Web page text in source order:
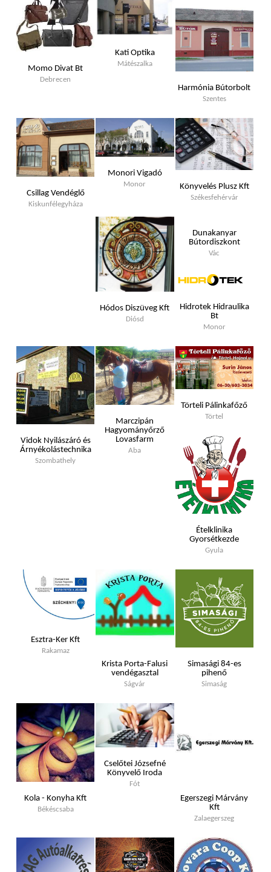
Momo Divat Bt
Debrecen
Kati Optika
Mátészalka
Harmónia Bútorbolt
Szentes
Csillag Vendéglő
Kiskunfélegyháza
Monori Vigadó
Monor Könyvelés Plusz Kft
Székesfehérvár
Hódos Diszüveg Kft
Diósd
Dunakanyar
Bútordiszkont
Vác
Hidrotek Hidraulika
Bt
Monor
Vidok Nyilászáró és
Árnyékolástechnika
Szombathely
Marczipán
Hagyományőrző
Lovasfarm
Aba
Törteli Pálinkafőző
Törtel
Ételklinika
Gyorsétkezde
Gyula
Esztra-Ker Kft
Rakamaz
Krista Porta-Falusi
vendégasztal
Ságvár
Simasági 84-es
pihenő
Simaság
Kola - Konyha Kft
Békéscsaba
Cselőtei Józsefné
Könyvelő Iroda
Fót
Egerszegi Márvány
Kft
Zalaegerszeg